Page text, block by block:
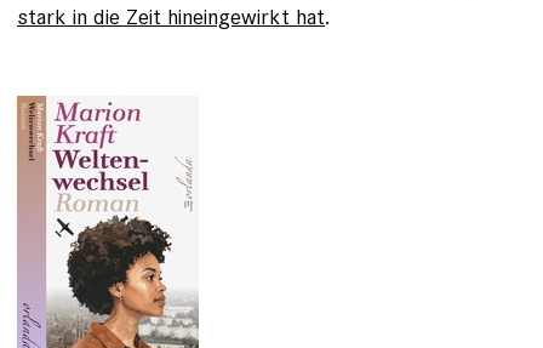
stark in die Zeit hineingewirkt hat.